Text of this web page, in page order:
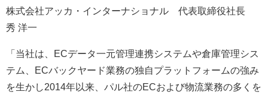
株式会社アッカ・インターナショナル 代表取締役社長
秀 洋一
「当社は、ECデータ一元管理連携システムや倉庫管理シス
テム、ECバックヤード業務の独自プラットフォームの強み
を生かし2014年以来、パル社のECおよび物流業務の多くを